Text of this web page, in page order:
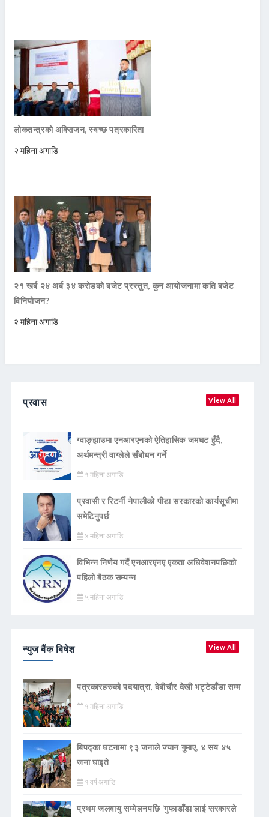
लोकतन्त्रको अक्सिजन, स्वच्छ पत्रकारिता
२ महिना अगाडि
२१ खर्ब २४ अर्ब ३४ करोडको बजेट प्रस्तुत, कुन आयोजनामा कति बजेट
विनियोजन?
२ महिना अगाडि
प्रवास View All
ग्वाङ्झाउमा एनआरएनको ऐतिहासिक जमघट हुँदै,
अर्थमन्त्री वाग्लेले सँबोधन गर्ने
१ महिना अगाडि
प्रवासी र रिटर्नी नेपालीको पीडा सरकारको कार्यसूचीमा
समेटिनुपर्छ
४ महिना अगाडि
विभिन्न निर्णय गर्दै एनआरएनए एकता अधिवेशनपछिको
पहिलो बैठक सम्पन्न
५ महिना अगाडि
न्युज बैंक बिषेश View All
पत्रकारहरुको पदयात्रा, देबीचौर देखी भट्टेडाँडा सम्म
१ महिना अगाडि
बिपद्का घटनामा ९३ जनाले ज्यान गुमाए, ४ सय ४५
जना घाइते
१ वर्ष अगाडि
प्रथम जलवायु सम्मेलनपछि ‘गुफाडाँडा’लाई सरकारले